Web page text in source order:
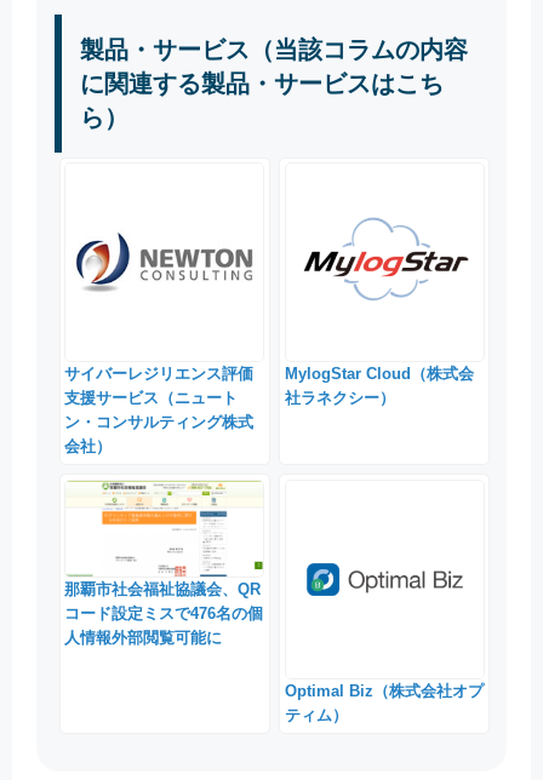
製品・サービス（当該コラムの内容
に関連する製品・サービスはこち
ら）
サイバーレジリエンス評価
支援サービス（ニュート
ン・コンサルティング株式
会社）
MylogStar Cloud（株式会
社ラネクシー）
那覇市社会福祉協議会、QR
コード設定ミスで476名の個
人情報外部閲覧可能に
Optimal Biz（株式会社オプ
ティム）